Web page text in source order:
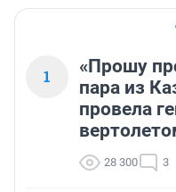
1
«Прошу
пара из
провела
28 300 3